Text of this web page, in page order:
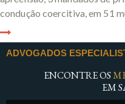
condução coercitiva, em 51
ADVOGADOS
ENCONTRE OS
EM